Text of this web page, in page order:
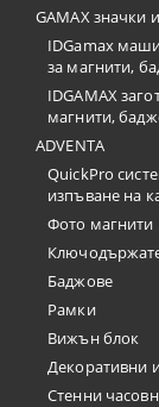
GAMAX значки
IDGamax
за магнити,
IDGAMAX
магнити,
ADVENTA
QuickPro
изпъване на
Фото магнити
Баджове
Рамки
Вижън блок
Декоративни
Стенни